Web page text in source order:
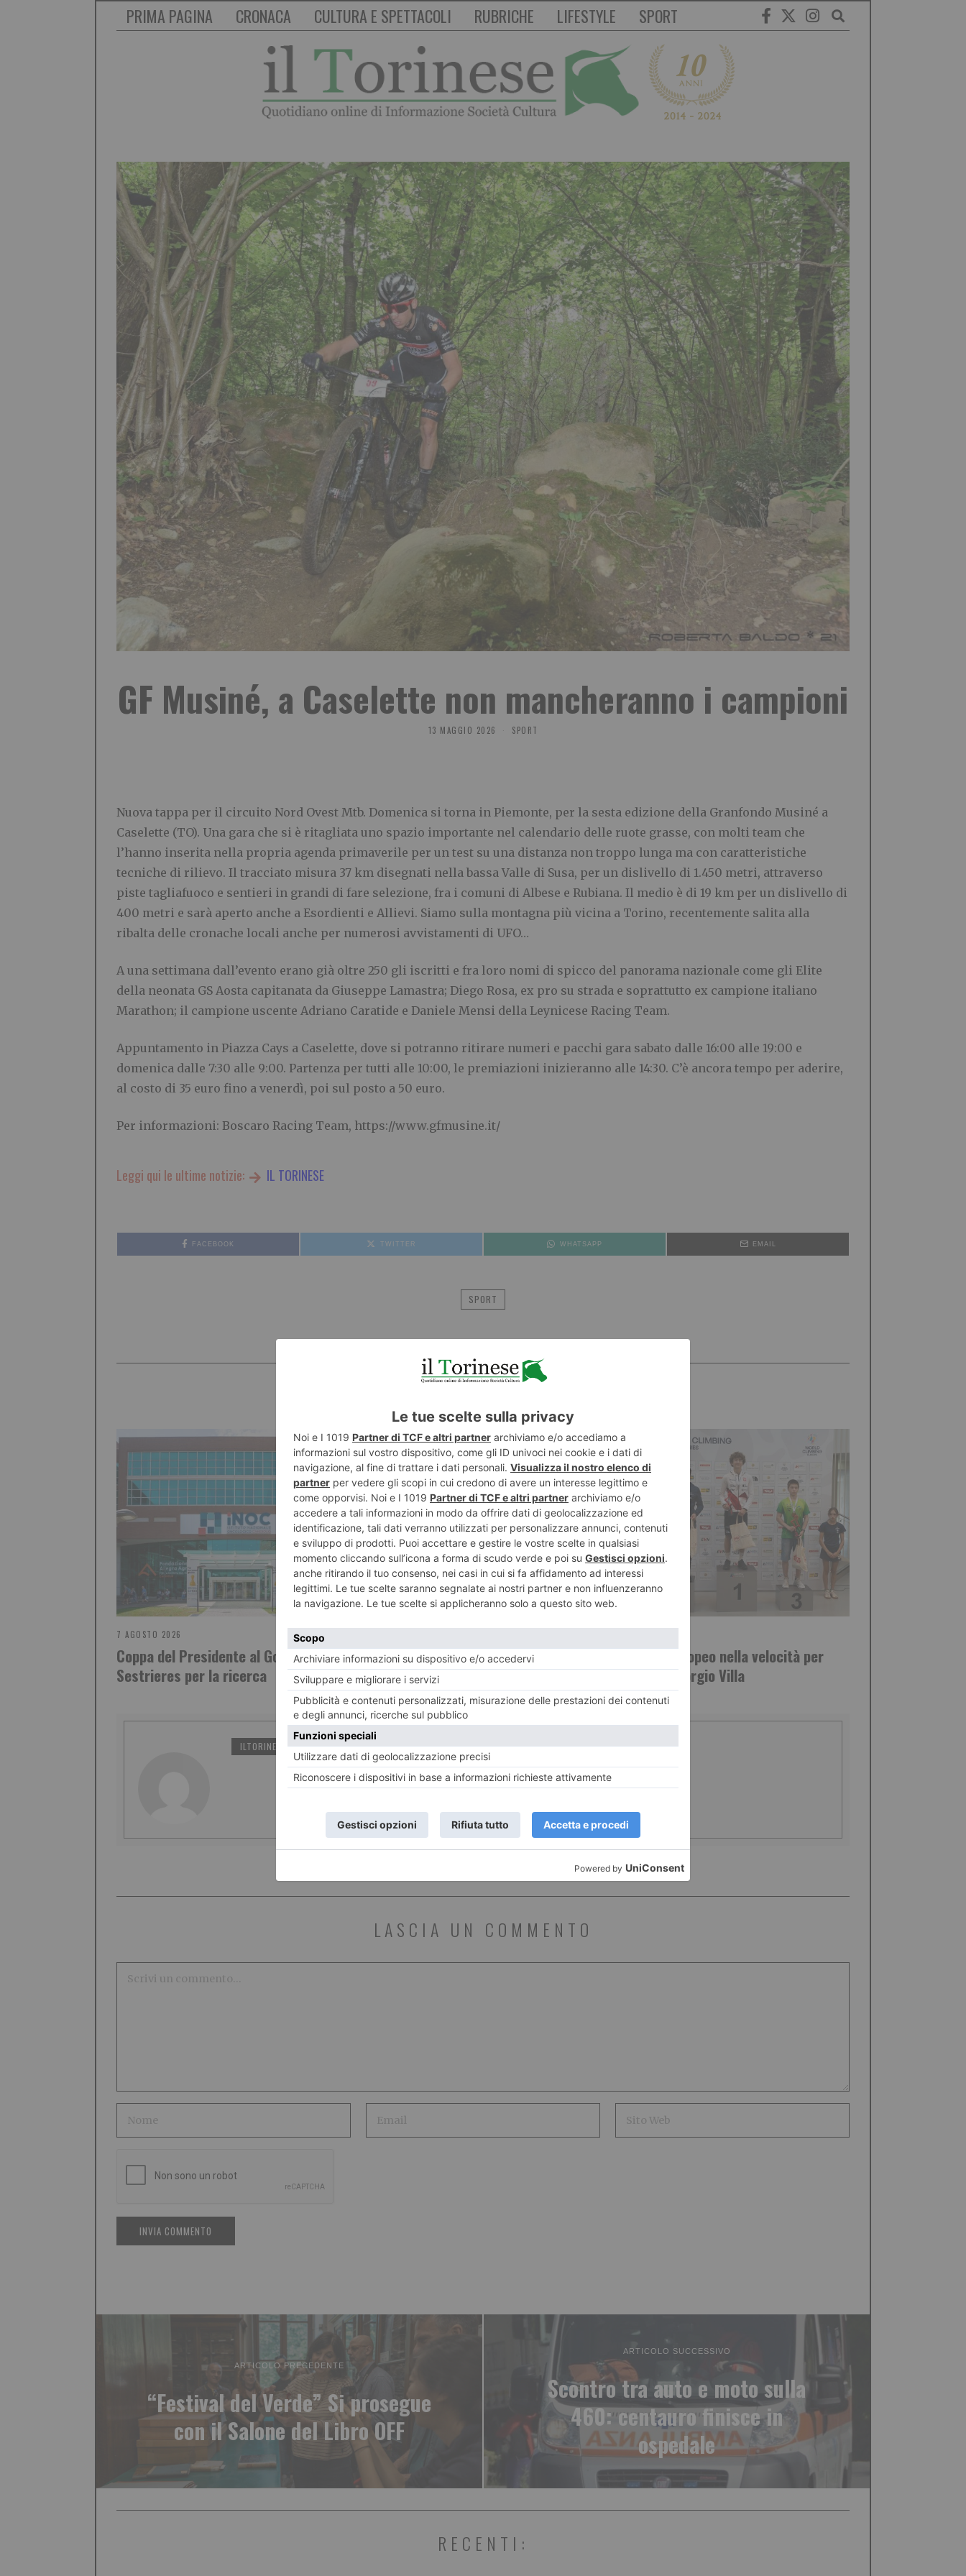
PRIMA PAGINA CRONACA CULTURA E SPETTACOLI RUBRICHE LIFESTYLE SPORT
GF Musiné, a Caselette non mancheranno i campioni
13 MAGGIO 2026 SPORT
Nuova tappa per il circuito Nord Ovest Mtb. Domenica si torna in Piemonte, per la sesta edizione della Granfondo Musiné a
Caselette (TO). Una gara che si è ritagliata uno spazio importante nel calendario delle ruote grasse, con molti team che
l’hanno inserita nella propria agenda primaverile per un test su una distanza non troppo lunga ma con caratteristiche
tecniche di rilievo. Il tracciato misura 37 km disegnati nella bassa Valle di Susa, per un dislivello di 1.450 metri, attraverso
piste tagliafuoco e sentieri in grandi di fare selezione, fra i comuni di Albese e Rubiana. Il medio è di 19 km per un dislivello di
400 metri e sarà aperto anche a Esordienti e Allievi. Siamo sulla montagna più vicina a Torino, recentemente salita alla
ribalta delle cronache locali anche per numerosi avvistamenti di UFO…
A una settimana dall’evento erano già oltre 250 gli iscritti e fra loro nomi di spicco del panorama nazionale come gli Elite
della neonata GS Aosta capitanata da Giuseppe Lamastra; Diego Rosa, ex pro su strada e soprattutto ex campione italiano
Marathon; il campione uscente Adriano Caratide e Daniele Mensi della Leynicese Racing Team.
Appuntamento in Piazza Cays a Caselette, dove si potranno ritirare numeri e pacchi gara sabato dalle 16:00 alle 19:00 e
domenica dalle 7:30 alle 9:00. Partenza per tutti alle 10:00, le premiazioni inizieranno alle 14:30. C’è ancora tempo per aderire,
al costo di 35 euro fino a venerdì, poi sul posto a 50 euro.
Per informazioni: Boscaro Racing Team, https://www.gfmusine.it/
Leggi qui le ultime notizie: IL TORINESE
FACEBOOK TWITTER WHATSAPP EMAIL
SPORT
7 AGOSTO 2026
Coppa del Presidente al Golf Club
Sestrieres per la ricerca
Challenge Stellina tra Susa e
Mompantero
Argento europeo nella velocità per
l’azzurro Giorgio Villa
ILTORINESE POST RECENTI
LASCIA UN COMMENTO
ARTICOLO PRECEDENTE
“Festival del Verde” Si prosegue
con il Salone del Libro OFF
ARTICOLO SUCCESSIVO
Scontro tra auto e moto sulla
460: centauro finisce in
ospedale
RECENTI: